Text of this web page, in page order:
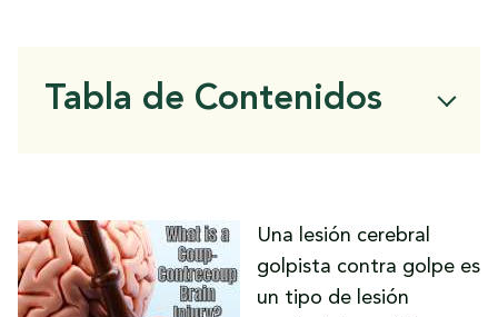
Tabla de Contenidos
¿Qué es una lesión cerebral por
contrecope?
¿Qué es una lesión cerebral de golpe y
Una lesión cerebral
golpista contra golpe es
un tipo de lesión